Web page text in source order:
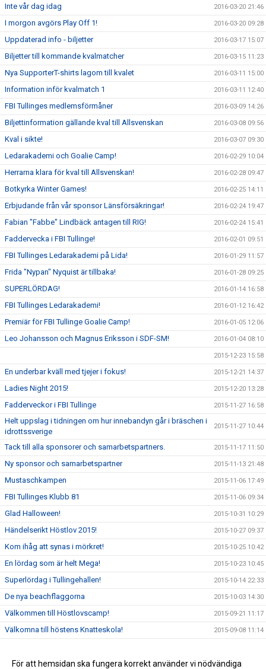
Inte vår dag idag 2016-03-20 21:46
I morgon avgörs Play Off 1! 2016-03-20 09:28
Uppdaterad info - biljetter 2016-03-17 15:07
Biljetter till kommande kvalmatcher 2016-03-15 11:23
Nya SupporterT-shirts lagom till kvalet 2016-03-11 15:00
Information inför kvalmatch 1 2016-03-11 12:40
FBI Tullinges medlemsförmåner 2016-03-09 14:26
Biljettinformation gällande kval till Allsvenskan 2016-03-08 09:56
Kval i sikte! 2016-03-07 09:30
Ledarakademi och Goalie Camp! 2016-02-29 10:04
Herrarna klara för kval till Allsvenskan! 2016-02-28 09:47
Botkyrka Winter Games! 2016-02-25 14:11
Erbjudande från vår sponsor Länsförsäkringar! 2016-02-24 19:47
Fabian "Fabbe" Lindbäck antagen till RIG! 2016-02-24 15:41
Faddervecka i FBI Tullinge! 2016-02-01 09:51
FBI Tullinges Ledarakademi på Lida! 2016-01-29 11:57
Frida "Nypan" Nyquist är tillbaka! 2016-01-28 09:25
SUPERLÖRDAG! 2016-01-14 16:58
FBI Tullinges Ledarakademi! 2016-01-12 16:42
Premiär för FBI Tullinge Goalie Camp! 2016-01-05 12:06
Leo Johansson och Magnus Eriksson i SDF-SM! 2016-01-04 08:10
2015-12-23 15:58
En underbar kväll med tjejer i fokus! 2015-12-21 14:37
Ladies Night 2015! 2015-12-20 13:28
Fadderveckor i FBI Tullinge 2015-11-27 16:58
Helt uppslag i tidningen om hur innebandyn går i bräschen i
idrottssverige
2015-11-27 10:44
Tack till alla sponsorer och samarbetspartners. 2015-11-17 11:50
Ny sponsor och samarbetspartner 2015-11-13 21:48
Mustaschkampen 2015-11-06 17:49
FBI Tullinges Klubb 81 2015-11-06 09:34
Glad Halloween! 2015-10-31 10:29
Händelserikt Höstlov 2015! 2015-10-27 09:37
Kom ihåg att synas i mörkret! 2015-10-25 10:42
En lördag som är helt Mega! 2015-10-23 10:45
Superlördag i Tullingehallen! 2015-10-14 22:33
De nya beachflaggorna 2015-10-03 14:30
Välkommen till Höstlovscamp! 2015-09-21 11:17
Välkomna till höstens Knatteskola! 2015-09-08 11:14
FBI Tullinge är en utmärkt förening! 2015-09-03 17:10
För att hemsidan ska fungera korrekt använder vi nödvändiga